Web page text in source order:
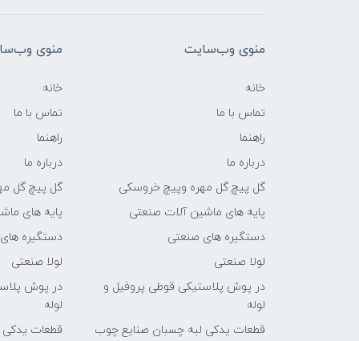
منوی وب‌سایت
خانه
تماس با ما
راهنما
درباره ما
گل پیچ گل مهره وپیچ خروسکی
پایه های ماشین آلات صنعتی
دستگیره های صنعتی
لولا صنعتی
در پوش پلاستیکی قوطی پروفیل و
لوله
قطعات یدکی لبه چسبان صنایع چوب
منوی
خانه
تماس با ما
راهنما
درباره ما
گل پیچ گل
پایه های
دستگیره
لولا صنعتی
در پوش
لوله
قطعات